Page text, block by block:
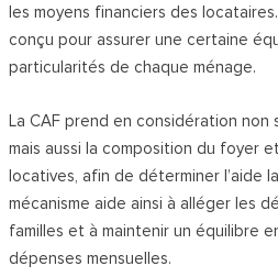
les moyens financiers des
conçu pour assurer une certaine
particularités de chaque ménage.
La CAF prend en considération non
mais aussi la composition du foyer
locatives, afin de déterminer l’aide
mécanisme aide ainsi à alléger les
familles et à maintenir un équilibre
dépenses mensuelles.